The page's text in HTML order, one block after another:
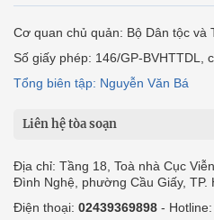
Cơ quan chủ quản: Bộ Dân tộc và
Số giấy phép: 146/GP-BVHTTDL,
Tổng biên tập: Nguyễn Văn Bá
Liên hệ tòa soạn
Địa chỉ: Tầng 18, Toà nhà Cục
Đình Nghệ, phường Cầu Giấy, TP.
Điện thoại: 02439369898 - Hotline: